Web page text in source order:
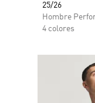
25/26
Hombre
4 colores